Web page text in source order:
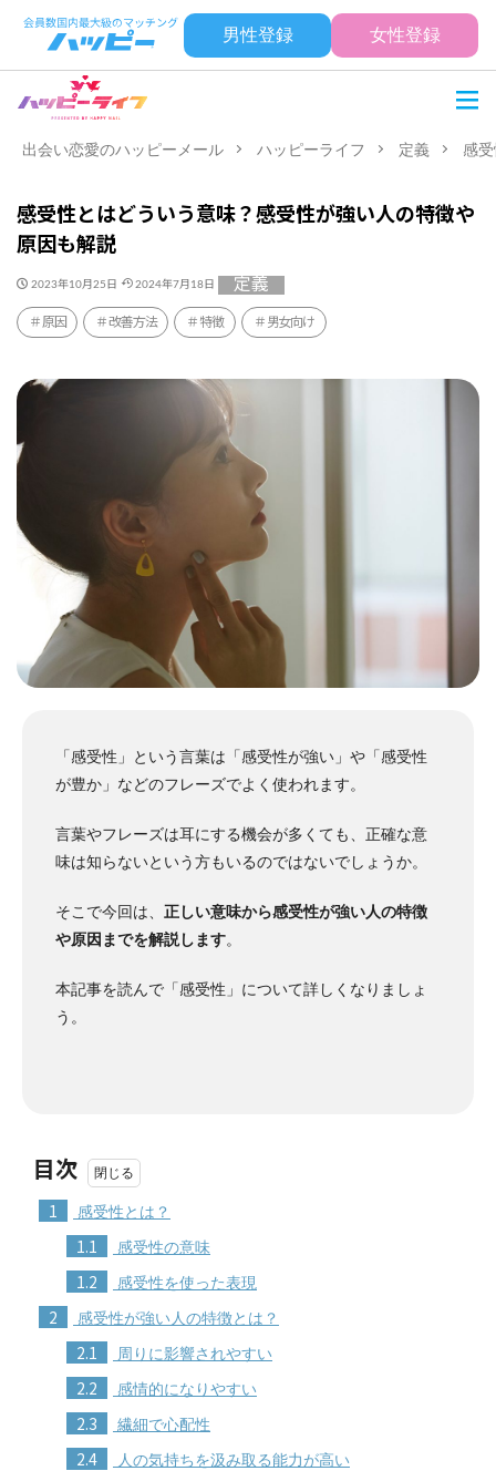
男性登録 女性登録
出会い恋愛のハッピーメール ハッピーライフ 定義 感
感受性とはどういう意味？感受性が強い人の特徴や
原因も解説
2023年10月25日 2024年7月18日 定義
原因 改善方法 特徴 男女向け
「感受性」という言葉は「感受性が強い」や「感受性
が豊か」などのフレーズでよく使われます。
言葉やフレーズは耳にする機会が多くても、正確な意
味は知らないという方もいるのではないでしょうか。
そこで今回は、 正しい意味から感受性が強い人の特徴
や原因までを解説します。
本記事を読んで「感受性」について詳しくなりましょ
う。
目次
1 感受性とは？
1.1 感受性の意味
1.2 感受性を使った表現
2 感受性が強い人の特徴とは？
2.1 周りに影響されやすい
2.2 感情的になりやすい
2.3 繊細で心配性
2.4 人の気持ちを汲み取る能力が高い